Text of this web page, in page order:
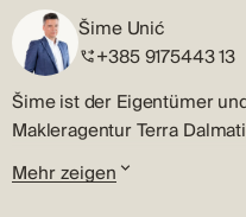
Die Wohnung besteht aus
mit offener Küche und
eines davon mit eigenem
einem separaten WC. Vom
auf eine überdachte
Blick auf das Meer und die
Šime Unić
+385 9175443 13
Šime ist der Eigentümer
Makleragentur Terra
an der Fakultät für
Zagreb gemacht hatte,
Mehr zeigen